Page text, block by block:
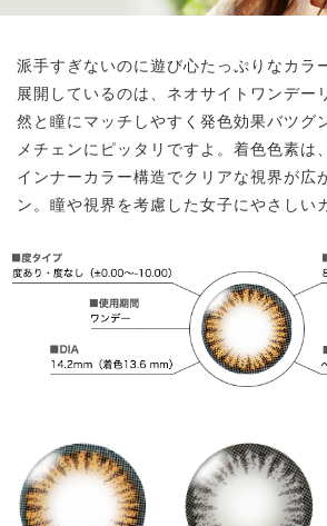
派手すぎないのに遊び心たっぷりなカラ
展開しているのは、ネオサイトワンデー
然と瞳にマッチしやすく発色効果バツグ
メチェンにピッタリですよ。着色色素は
インナーカラー構造でクリアな視界が広
ン。瞳や視界を考慮した女子にやさしい